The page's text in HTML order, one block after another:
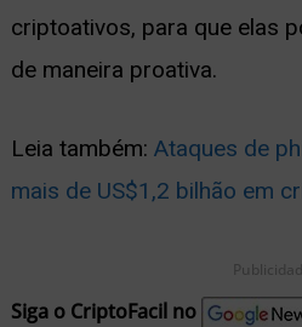
criptoativos, para que elas
de maneira proativa.
Leia também: Ataques de
mais de US$1,2 bilhão em
Siga o CriptoFacil no